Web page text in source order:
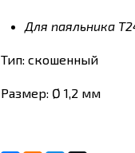
Для паяльника
Тип: скошенный
Размер: Ø 1,2 мм